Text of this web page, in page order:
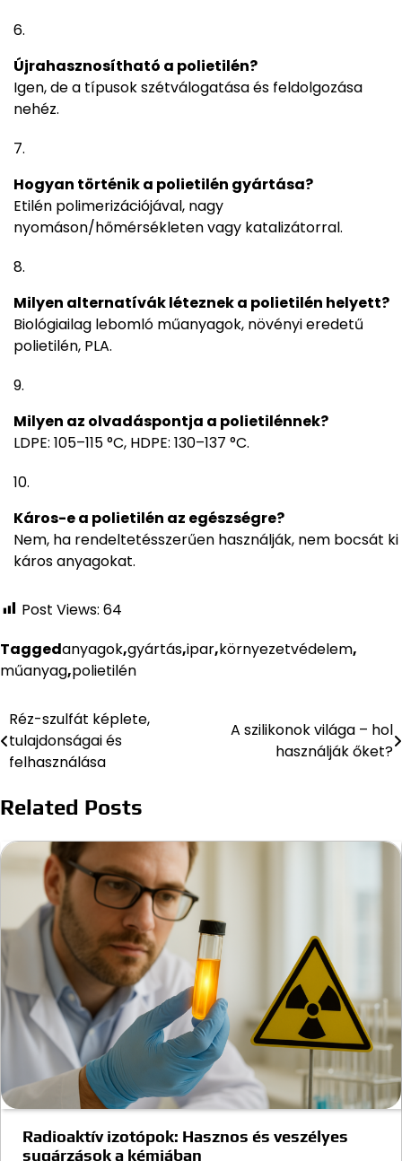
Újrahasznosítható a polietilén?
Igen, de a típusok szétválogatása és feldolgozása
nehéz.
Hogyan történik a polietilén gyártása?
Etilén polimerizációjával, nagy
nyomáson/hőmérsékleten vagy katalizátorral.
Milyen alternatívák léteznek a polietilén helyett?
Biológiailag lebomló műanyagok, növényi eredetű
polietilén, PLA.
Milyen az olvadáspontja a polietilénnek?
LDPE: 105–115 °C, HDPE: 130–137 °C.
Káros-e a polietilén az egészségre?
Nem, ha rendeltetésszerűen használják, nem bocsát ki
káros anyagokat.
Post Views: 64
Taggedanyagok,gyártás,ipar,környezetvédelem,
műanyag,polietilén
Bejegyzés
navigáció
Réz-szulfát képlete,
tulajdonságai és
felhasználása
A szilikonok világa – hol
használják őket?
Related Posts
Radioaktív izotópok: Hasznos és veszélyes
sugárzások a kémiában